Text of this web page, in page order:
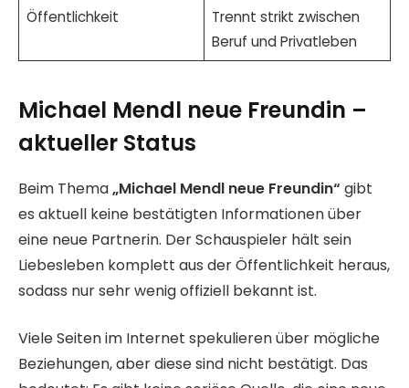
Öffentlichkeit
Trennt strikt zwischen
Beruf und Privatleben
Michael Mendl neue Freundin –
aktueller Status
Beim Thema„Michael Mendl neue Freundin“ gibt
es aktuell keine bestätigten Informationen über
eine neue Partnerin. Der Schauspieler hält sein
Liebesleben komplett aus der Öffentlichkeit heraus,
sodass nur sehr wenig offiziell bekannt ist.
Viele Seiten im Internet spekulieren über mögliche
Beziehungen, aber diese sind nicht bestätigt. Das